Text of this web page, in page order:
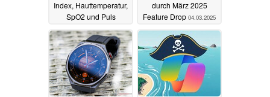
Index, Hauttemperatur,
SpO2 und Puls
06.03.2025
durch März 2025
Feature Drop 04.03.2025